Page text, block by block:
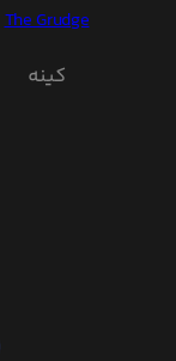
The Grudge
کینه